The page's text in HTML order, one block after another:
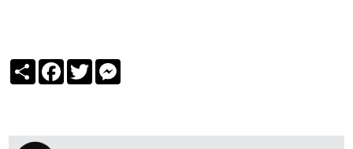
PartagerFacebook
Twitter